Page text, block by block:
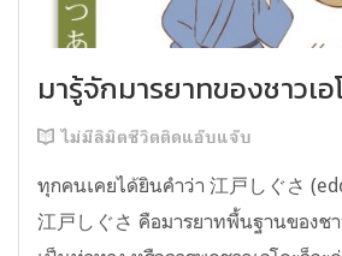
มารู้จักมารยาทของชาวเอ
ไม่มีลิมิตชีวิตติดแอ๊บแจ๊บ
ทุกคนเคยได้ยินคำว่า 江戸しぐさ
江戸しぐさ คือมารยาทพื้นฐานของชา